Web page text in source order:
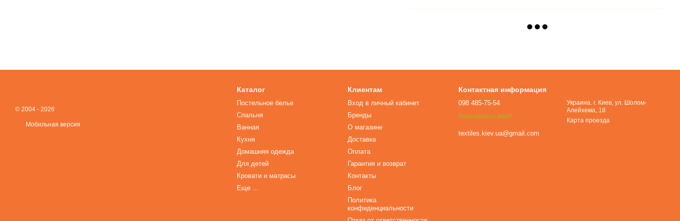
© 2004 - 2026
Мобильная версия
Каталог
Постельное белье
Спальня
Ванная
Кухня
Домашняя одежда
Для детей
Кровати и матрасы
Еще ...
Клиентам
Вход в личный кабинет
Бренды
О магазине
Доставка
Оплата
Гарантия и возврат
Контакты
Блог
Политика
конфиденциальности
Контактная информация
098 485-75-54
Перезвонить вам?
textiles.kiev.ua@gmail.com
Украина. г. Киев, ул. Шолом-
Алейхема, 18
Карта проезда